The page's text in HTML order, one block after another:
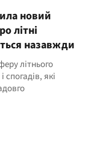
новий
літні
назавжди
літнього
спогадів, які